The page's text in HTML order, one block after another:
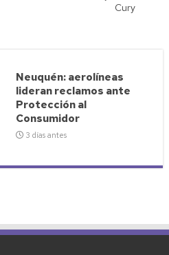
Cury
Neuquén: aerolíneas
lideran reclamos ante
Protección al
Consumidor
3 días antes